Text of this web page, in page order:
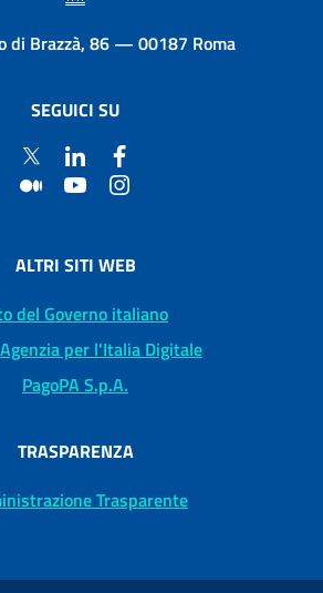
di Brazzà, 86 — 00187 Roma
SEGUICI SU
ALTRI SITI WEB
del Governo italiano
per l'Italia Digitale
PagoPA S.p.A.
TRASPARENZA
Trasparente